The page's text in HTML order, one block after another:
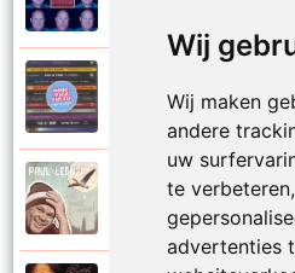
Wij
Wij maken
andere
uw
te
advertenties
Katinka
Paul De Leeuw
Kerstmis